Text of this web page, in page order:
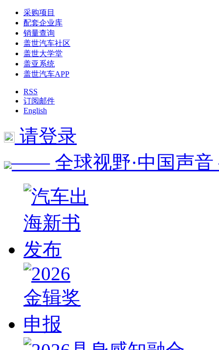
采购项目
配套企业库
销量查询
盖世汽车社区
盖世大学堂
盖亚系统
盖世汽车APP
RSS
订阅邮件
English
请登录
—— 全球视野·中国声